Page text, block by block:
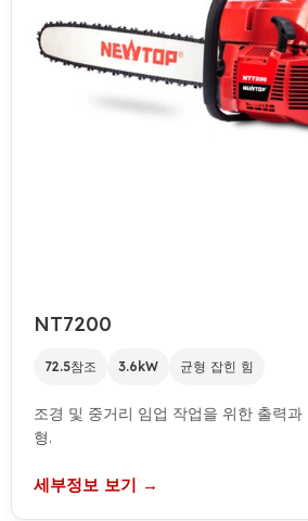
NT7200
72.5참조 3.6kW 균형 잡힌 힘
조경 및 중거리 임업 작업을 위한 출력
형.
세부정보 보기 →